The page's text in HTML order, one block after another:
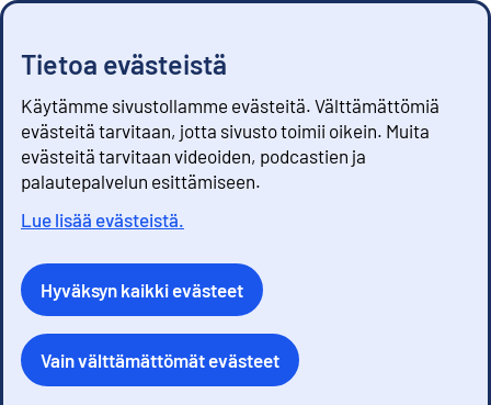
Tietoa evästeistä
Käytämme sivustollamme evästeitä. Välttämättömiä
evästeitä tarvitaan, jotta sivusto toimii oikein. Muita
evästeitä tarvitaan videoiden, podcastien ja
palautepalvelun esittämiseen.
Lue lisää evästeistä.
Hyväksyn kaikki evästeet
Vain välttämättömät evästeet